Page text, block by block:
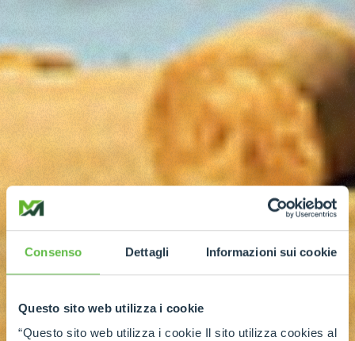
Consenso Dettagli Informazioni sui cookie
Questo sito web utilizza i cookie
“Questo sito web utilizza i cookie Il sito utilizza cookies al